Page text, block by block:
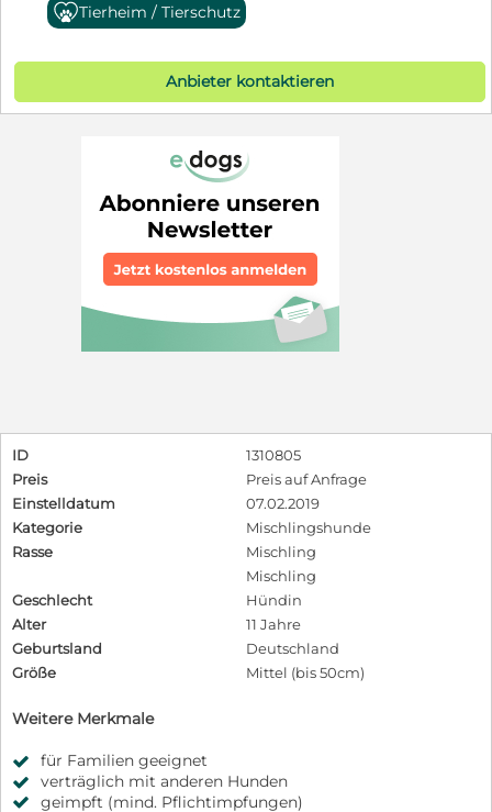
Tierheim / Tierschutz
Anbieter kontaktieren
ID
1310805
Preis
Preis auf Anfrage
Einstelldatum
07.02.2019
Kategorie
Mischlingshunde
Rasse
Mischling
Mischling
Geschlecht
Hündin
Alter
11 Jahre
Geburtsland
Deutschland
Größe
Mittel (bis 50cm)
Weitere Merkmale
für Familien geeignet
verträglich mit anderen Hunden
geimpft (mind. Pflichtimpfungen)